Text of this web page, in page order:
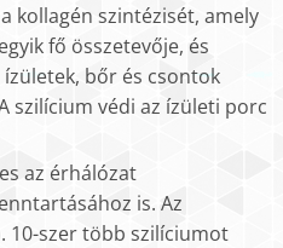
kollagén szintézisét, amely
fő összetevője, és
bőr és csontok
szilícium védi az ízületi porc
az érhálózat
is. Az
10-szer több szilíciumot